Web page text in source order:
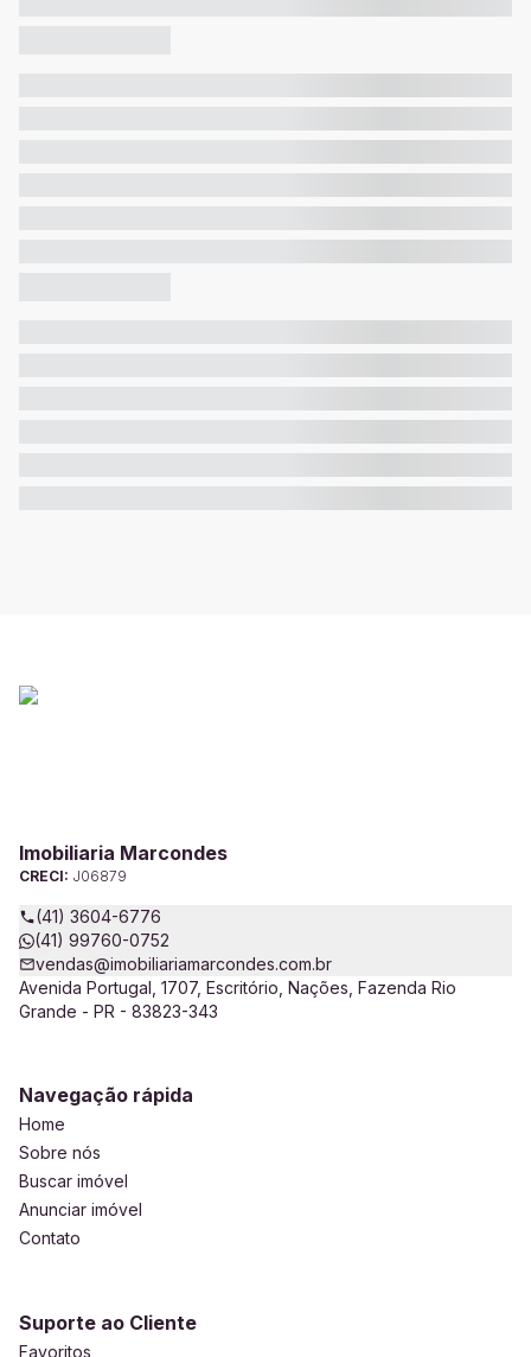
Imobiliaria Marcondes
CRECI: J06879
(41) 3604-6776
(41) 99760-0752
vendas@imobiliariamarcondes.com.br
Avenida Portugal, 1707, Escritório, Nações, Fazenda Rio
Grande - PR - 83823-343
Navegação rápida
Home
Sobre nós
Buscar imóvel
Anunciar imóvel
Contato
Suporte ao Cliente
Favoritos